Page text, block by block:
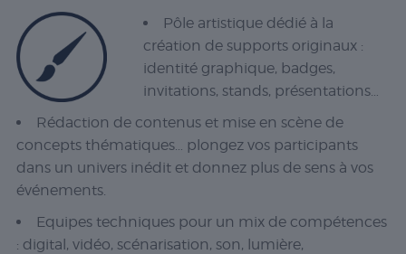
Pôle artistique dédié à la
création de supports originaux :
identité graphique, badges,
invitations, stands, présentations…
Rédaction de contenus et mise en scène de
concepts thématiques… plongez vos participants
dans un univers inédit et donnez plus de sens à vos
événements.
Equipes techniques pour un mix de compétences
: digital, vidéo, scénarisation, son, lumière,